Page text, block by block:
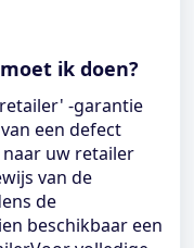
ik doen?
-garantie
een defect
uw retailer
van de
de
beschikbaar een